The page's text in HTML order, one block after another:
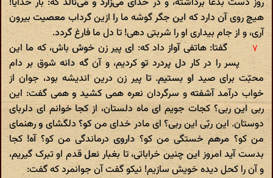
هیچ روی آن دارد که این جگر گوشه ما را ازین گرداب معصیت بیرون
آری، و از جام بیداری او را شربتی دهی! تا دل ما فارغ گردد.
گفتا: هاتفی آواز داد که: ای پیر زن خوش باش، که ما این
پسر را در کار دل پردرد تو کردیم، و آن گه دانه شوق بر دام
محبّت برای صید او بستیم. تا پیر زن درین اندیشه بود، جوان از
خواب درآمد آشفته و سرگردان نعره همی کشید و همی گفت: این
ربی این ربی؟ کجات جویم ای ماه دلستان، از کجا خوانم ای دلربای
دوستان. این ربّی این ربی؟ ای مادر خدای من کو؟ دلگشای و رهنمای
من کو؟ مرهم خستگی من کو؟ داروی درماندگی من کو؟ آه! کجا
بدست آید امروز این چنین خراباتی، تا بغبار نعل قدم او تبرک گیریم،
و آن را کحل دیده خویش سازیم! نیکو گفت آن جوانمرد که گفت: